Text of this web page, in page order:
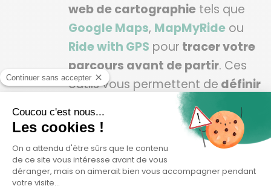
web de cartographie tels que
Google Maps, MapMyRide ou
Ride with GPS pour tracer votre
parcours avant de partir. Ces
outils vous permettent de définir
des points de départet
d’arrivée
choisir des routes
cyclables
ajouter des
étapes intermédiaires
nécessaire. Vous pouvez